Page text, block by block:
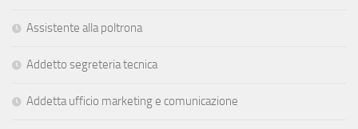
Assistente alla poltrona
Addetto segreteria tecnica
Addetta ufficio marketing e comunicazione